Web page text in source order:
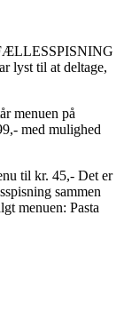
lyst til at deltage,
menuen på
med mulighed
til kr. 45,- Det er
sammen
menuen: Pasta